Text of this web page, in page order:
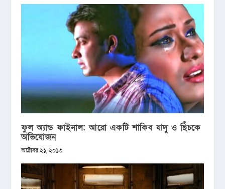
ফুল অ্যান্ড ফাইনাল: আরো একটি শাকিব যাদু ও ছিঁচকে
অভিযোজন
অক্টোবর ২১, ২০১৩